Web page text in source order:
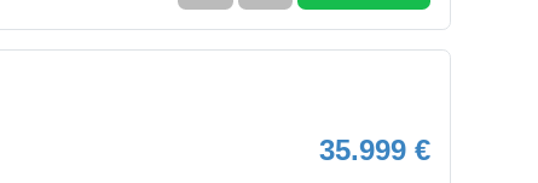
35.999 €